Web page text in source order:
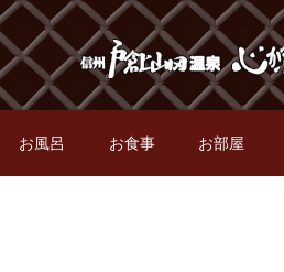
お風呂 お食事 お部屋